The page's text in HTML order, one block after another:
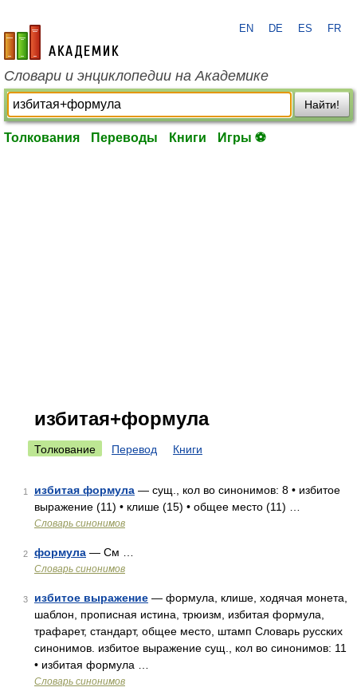
academic.ru
EN DE ES FR
Словари и энциклопедии на Академике
Найти!
Толкования Переводы Книги Игры ⚽
избитая+формула
Толкование Перевод Книги
1 избитая формула — сущ., кол во синонимов: 8 • избитое
выражение (11) • клише (15) • общее место (11) …
Словарь синонимов
2 формула — См …
Словарь синонимов
3 избитое выражение — формула, клише, ходячая монета,
шаблон, прописная истина, трюизм, избитая формула,
трафарет, стандарт, общее место, штамп Словарь русских
синонимов. избитое выражение сущ., кол во синонимов: 11
• избитая формула …
Словарь синонимов